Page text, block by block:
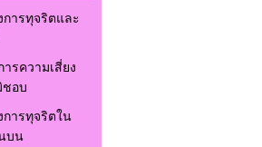
การทุจริตและ
รความเสี่ยง
ชอบ
การทุจริตใน
บน